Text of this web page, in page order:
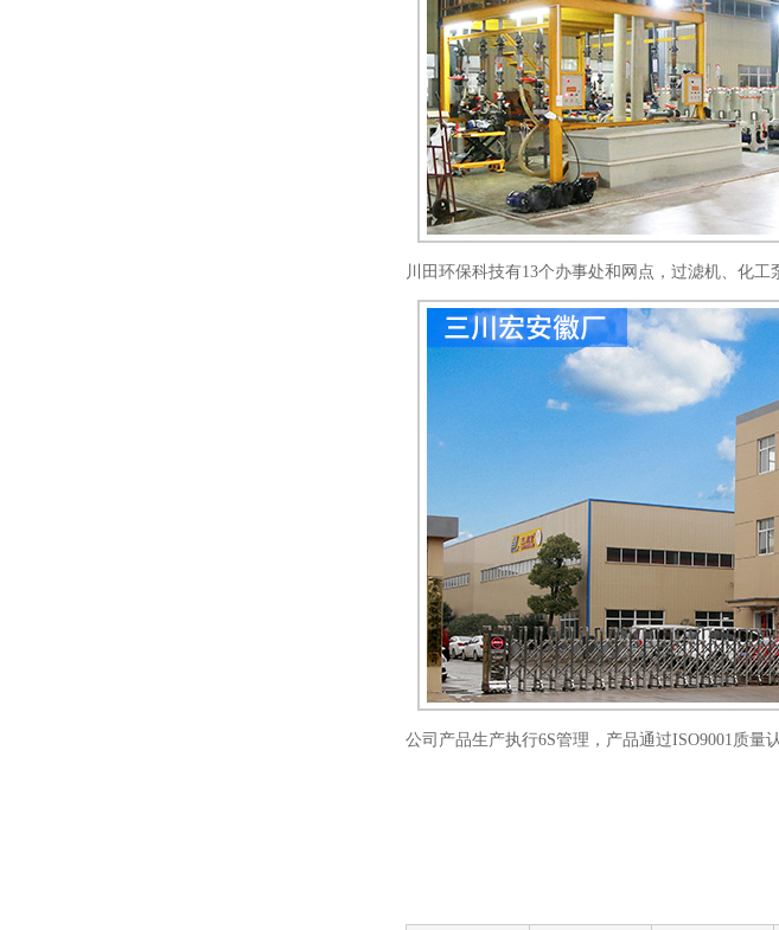
川田环保科技有13个办事处和网点，过滤机、化
公司产品生产执行6S管理，产品通过ISO9001质